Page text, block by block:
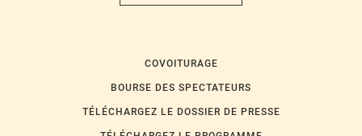
COVOITURAGE
BOURSE DES SPECTATEURS
TÉLÉCHARGEZ LE DOSSIER DE PRESSE